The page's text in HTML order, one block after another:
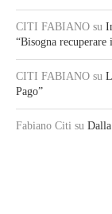
CITI FABIANO su
“Bisogna
CITI FABIANO su
Pago”
Fabiano Citi su